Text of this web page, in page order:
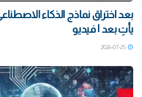
بعد اختراق نماذج الذكاء
يأتِ بعد | فيديو